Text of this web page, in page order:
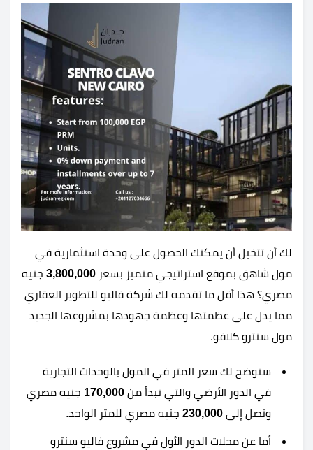
لك أن تتخيل أن يمكنك الحصول على وحدة استثمارية في
مول شاهق بموقع استراتيجي متميز بسعر 3,800,000 جنيه
مصري؟ هذا أقل ما تقدمه لك شركة فاليو للتطوير العقاري
مما يدل على عظمتها وعظمة جهودها بمشروعها الجديد
مول سنترو كلافو.
سنوضح لك سعر المتر في المول بالوحدات التجارية
في الدور الأرضي والتي تبدأ من 170,000 جنيه مصري
وتصل إلى 230,000 جنيه مصري للمتر الواحد.
أما عن محلات الدور الأول في مشروع فاليو سنترو